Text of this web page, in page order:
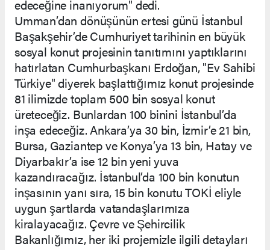
edeceğine inanıyorum" dedi.
Umman’dan dönüşünün ertesi günü İstanbul
Başakşehir’de Cumhuriyet tarihinin en büyük
sosyal konut projesinin tanıtımını yaptıklarını
hatırlatan Cumhurbaşkanı Erdoğan, "Ev Sahibi
Türkiye" diyerek başlattığımız konut projesinde
81 ilimizde toplam 500 bin sosyal konut
üreteceğiz. Bunlardan 100 binini İstanbul’da
inşa edeceğiz. Ankara’ya 30 bin, İzmir’e 21 bin,
Bursa, Gaziantep ve Konya’ya 13 bin, Hatay ve
Diyarbakır’a ise 12 bin yeni yuva
kazandıracağız. İstanbul’da 100 bin konutun
inşasının yanı sıra, 15 bin konutu TOKİ eliyle
uygun şartlarda vatandaşlarımıza
kiralayacağız. Çevre ve Şehircilik
Bakanlığımız, her iki projemizle ilgili detayları